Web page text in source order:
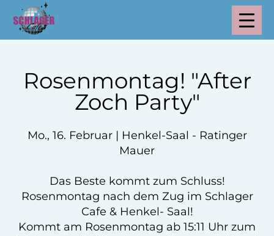
Rosenmontag! "After
Zoch Party"
Mo., 16. Februar | Henkel-Saal - Ratinger
Mauer
Das Beste kommt zum Schluss!
Rosenmontag nach dem Zug im Schlager
Cafe & Henkel- Saal!
Kommt am Rosenmontag ab 15:11 Uhr zum